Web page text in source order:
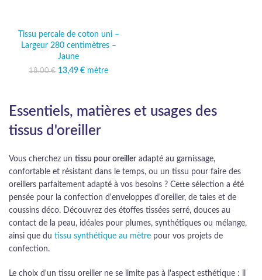
Tissu percale de coton uni –
Largeur 280 centimètres –
Jaune
18,00€ Le prix initial était :
13,49 €
Le prix
mètre
Essentiels, matières et usages des
tissus d'oreiller
Vous cherchez un tissu pour oreiller adapté au garnissage,
confortable et résistant dans le temps, ou un tissu pour faire des
oreillers parfaitement adapté à vos besoins ? Cette sélection a été
pensée pour la confection d'enveloppes d'oreiller, de taies et de
coussins déco. Découvrez des étoffes tissées serré, douces au
contact de la peau, idéales pour plumes, synthétiques ou mélange,
ainsi que du tissu synthétique au mètre pour vos projets de
confection.
Le choix d'un tissu oreiller ne se limite pas à l'aspect esthétique : il